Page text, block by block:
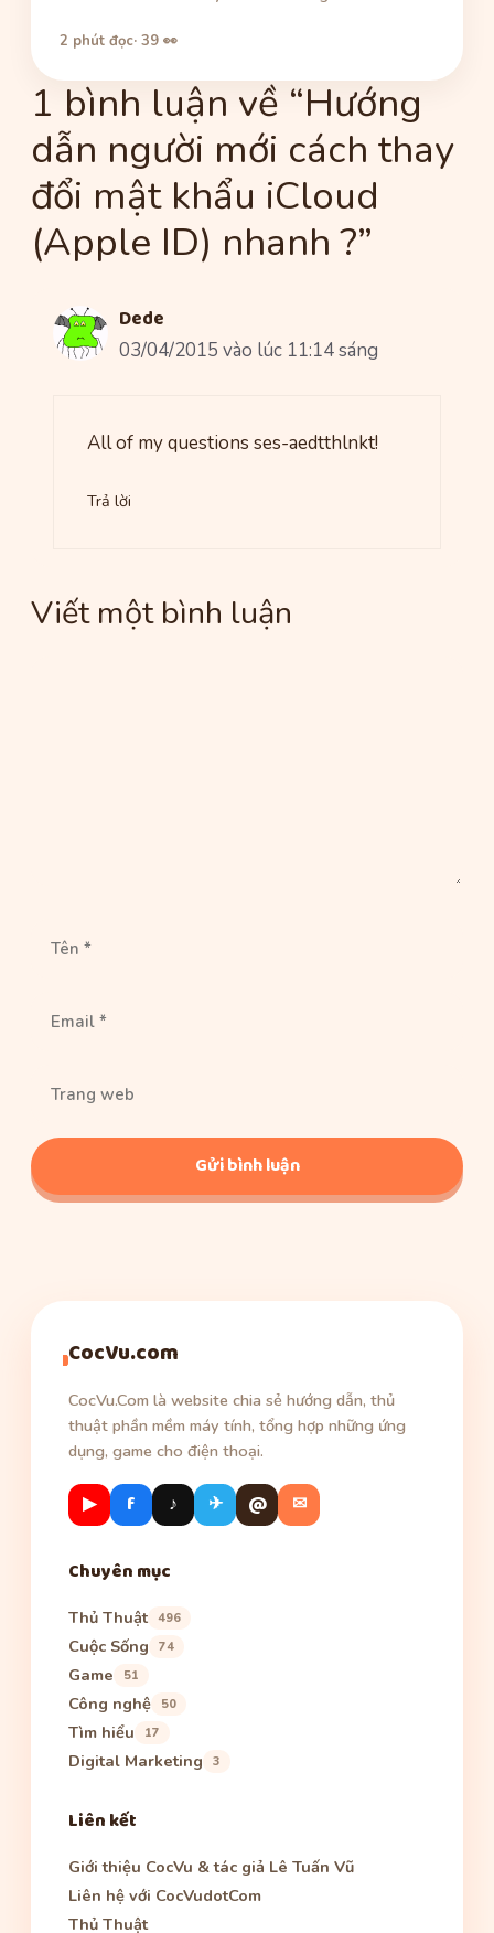
2 phút đọc· 39 👀
1 bình luận về “Hướng
dẫn người mới cách thay
đổi mật khẩu iCloud
(Apple ID) nhanh ?”
Dede
03/04/2015 vào lúc 11:14 sáng
All of my questions ses-aedtthlnkt!
Trả lời
Viết một bình luận
web
CocVu.com
CocVu.Com là website chia sẻ hướng dẫn, thủ
thuật phần mềm máy tính, tổng hợp những ứng
dụng, game cho điện thoại.
▶ f ♪ ✈ @ ✉
Chuyên mục
Thủ Thuật 496
Cuộc Sống 74
Game 51
Công nghệ 50
Tìm hiểu 17
Digital Marketing 3
Liên kết
Giới thiệu CocVu & tác giả Lê Tuấn Vũ
Liên hệ với CocVudotCom
Thủ Thuật